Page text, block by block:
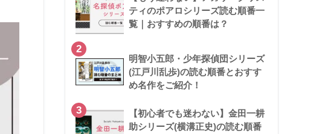
ティのポアロシリーズ読む順番一
覧｜おすすめの順番は？
2
明智小五郎・少年探偵団シリーズ
(江戸川乱歩)の読む順番とおすす
め名作をご紹介！
3
【初心者でも迷わない】金田一耕
助シリーズ(横溝正史)の読む順番